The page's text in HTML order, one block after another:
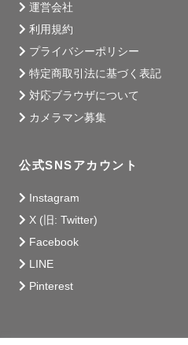
運営会社
利用規約
プライバシーポリシー
特定商取引法に基づく表記
対応ブラウザについて
カメラマン募集
公式SNSアカウント
Instagram
X (旧: Twitter)
Facebook
LINE
Pinterest